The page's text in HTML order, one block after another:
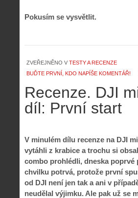
Pokusím se vysvětlit.
ZVEŘEJNĚNO V TESTY A RECENZE
BUĎTE PRVNÍ, KDO NAPÍŠE KOMENTÁŘ!
Recenze. DJI
díl: První start
V minulém dílu recenze na DJI
vytáhli z krabice a trochu si
combo prohlédli, dneska poprvé
chvilku potrvá, protože první
od DJI není jen tak a ani v
neudělal výjimku. Ale pak už se